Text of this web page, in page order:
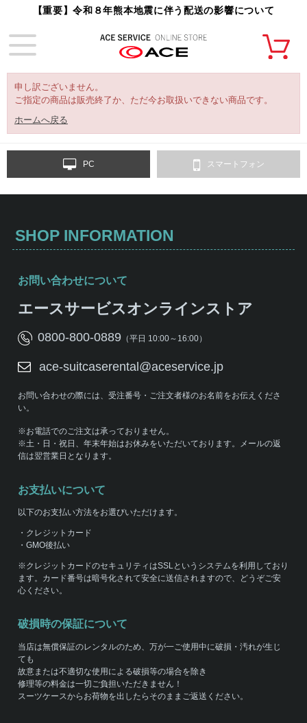
【重要】令和８年熊本地震に伴う配送の影響について
申し訳ございません。
ご指定の商品は販売終了か、ただ今お取扱いできない商品です。
ホームへ戻る
PC スマートフォン
SHOP INFORMATION
お問い合わせについて
エースサービスオンラインストア
0800-800-0889（平日 10:00～16:00）
ace-suitcaserental@aceservice.jp
お問い合わせの際には、受注番号・ご注文者様のお名前をお伝えくださ
い。
※お電話でのご注文は承っておりません。
※土・日・祝日、年末年始はお休みをいただいております。メールの返
信は翌営業日となります。
お支払いについて
以下のお支払い方法をお選びいただけます。
・クレジットカード
・GMO後払い
※クレジットカードのセキュリティはSSLというシステムを利用しており
ます。カード番号は暗号化されて安全に送信されますので、どうぞご安
心ください。
破損時の保証について
当店は無償保証のレンタルのため、万が一ご使用中に破損・汚れが生じ
ても
故意または不適切な使用による破損等の場合を除き
修理等の料金は一切ご負担いただきません！
スーツケースからお荷物を出したらそのままご返送ください。